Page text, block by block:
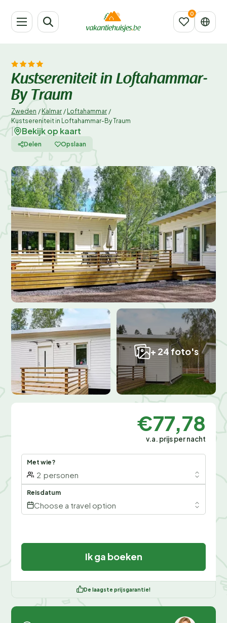
Kustsereniteit in Loftahammar-
By Traum
Zweden / Kalmar / Loftahammar /
Kustsereniteit in Loftahammar-By Traum
Bekijk op kaart
Delen Opslaan
+ 24 foto's
€77,78
v.a. prijs per nacht
Met wie?
2 personen
Reisdatum
Choose a travel option
Ik ga boeken
De laagste prijsgarantie!